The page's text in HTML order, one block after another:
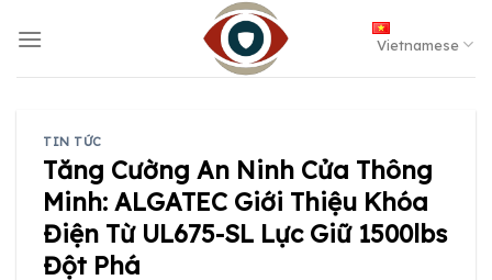
Vietnamese
TIN TỨC
Tăng Cường An Ninh Cửa Thông
Minh: ALGATEC Giới Thiệu Khóa
Điện Từ UL675-SL Lực Giữ 1500lbs
Đột Phá